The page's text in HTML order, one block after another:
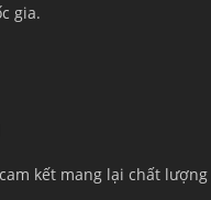
gia.
kết mang lại chất